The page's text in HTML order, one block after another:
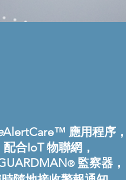
AlertCare™ 應用程序，
配合IoT 物聯網，
®監察器，